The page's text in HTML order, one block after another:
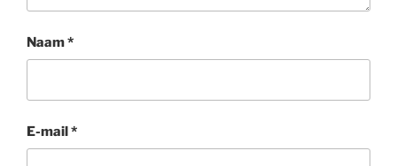
Naam*
E-mail*